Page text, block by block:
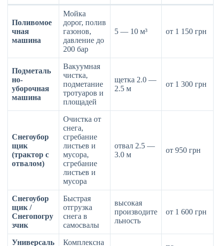
Поливомое
чная
машина
Мойка
дорог, полив
газонов,
давление до
200 бар
5 — 10 м³ от 1 150 грн
Подметаль
но-
уборочная
машина
Вакуумная
чистка,
подметание
тротуаров и
площадей
щетка 2.0 —
2.5 м
от 1 300 грн
Снегоубор
щик
(трактор с
отвалом)
Очистка от
снега,
сгребание
листьев и
мусора,
сгребание
листьев и
мусора
отвал 2.5 —
3.0 м
от 950 грн
Снегоубор
щик /
Снегопогру
зчик
Быстрая
отгрузка
снега в
самосвалы
высокая
производите
льность
от 1 600 грн
Универсаль
Комплексна